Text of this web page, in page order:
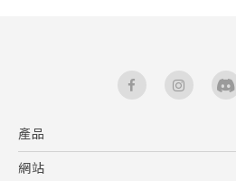
產品
5G
網站